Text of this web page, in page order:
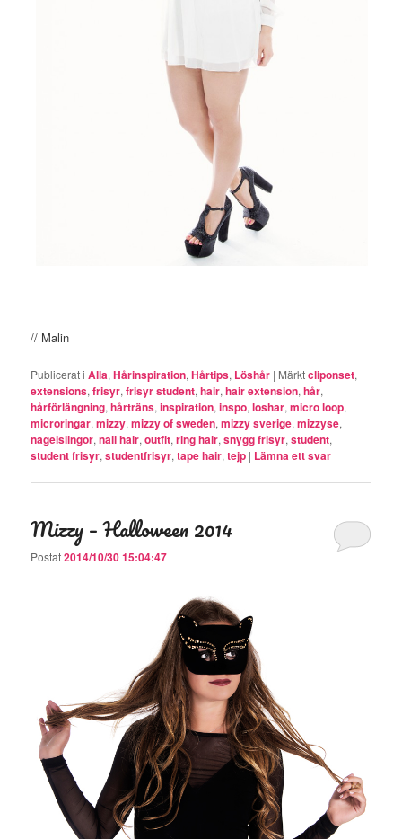
// Malin
Publicerat i Alla,Hårinspiration,Hårtips, Löshår | Märktcliponset,
extensions,frisyr,frisyr student,hair,hair extension,hår,
hårförlängning,hårträns,inspiration,inspo,loshar,micro loop,
microringar,mizzy,mizzy of sweden,mizzy sverige,mizzyse,
nagelslingor,nail hair,outfit,ring hair,snygg frisyr,student,
student frisyr,studentfrisyr,tape hair,tejp | Lämna ett svar
Mizzy – Halloween 2014
Postat2014/10/30 15:04:47